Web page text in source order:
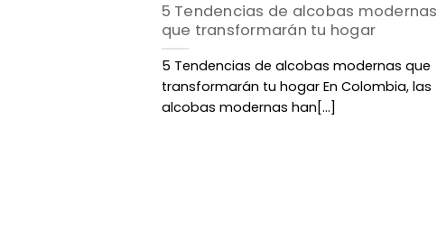
5 Tendencias de alcobas modernas
que transformarán tu hogar
5 Tendencias de alcobas modernas que
transformarán tu hogar En Colombia, las
alcobas modernas han[...]